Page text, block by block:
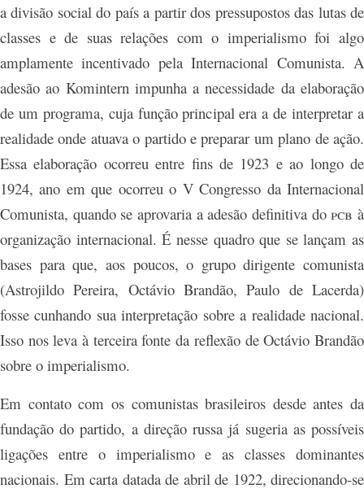
a divisão social do país a partir dos pressupostos das lutas de
classes e de suas relações com o imperialismo foi algo
amplamente incentivado pela Internacional Comunista. A
adesão ao Komintern impunha a necessidade da elaboração
de um programa, cuja função principal era a de interpretar a
realidade onde atuava o partido e preparar um plano de ação.
Essa elaboração ocorreu entre fins de 1923 e ao longo de
1924, ano em que ocorreu o V Congresso da Internacional
Comunista, quando se aprovaria a adesão definitiva dopcb à
organização internacional. É nesse quadro que se lançam as
bases para que, aos poucos, o grupo dirigente comunista
(Astrojildo Pereira, Octávio Brandão, Paulo de Lacerda)
fosse cunhando sua interpretação sobre a realidade nacional.
Isso nos leva à terceira fonte da reflexão de Octávio Brandão
sobre o imperialismo.
Em contato com os comunistas brasileiros desde antes da
fundação do partido, a direção russa já sugeria as possíveis
ligações entre o imperialismo e as classes dominantes
nacionais. Em carta datada de abril de 1922, direcionando-se